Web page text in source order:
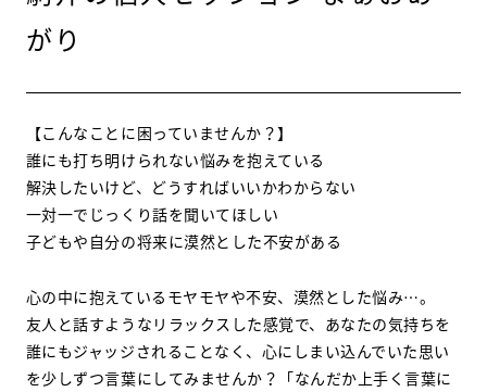
がり
【こんなことに困っていませんか？】
誰にも打ち明けられない悩みを抱えている
解決したいけど、どうすればいいかわからない
一対一でじっくり話を聞いてほしい
子どもや自分の将来に漠然とした不安がある
心の中に抱えているモヤモヤや不安、漠然とした悩み…。
友人と話すようなリラックスした感覚で、あなたの気持ちを
誰にもジャッジされることなく、心にしまい込んでいた思い
を少しずつ言葉にしてみませんか？「なんだか上手く言葉に